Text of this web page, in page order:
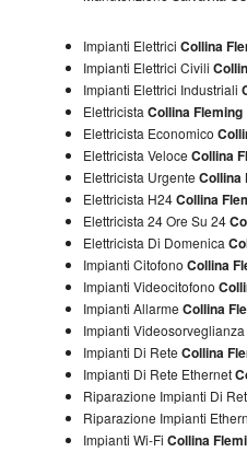
Impianti Elettrici Collina
Impianti Elettrici Civili
Impianti Elettrici Industriali
Elettricista Collina Fleming
Elettricista Economico
Elettricista Veloce Collina
Elettricista Urgente Collina
Elettricista H24Collina
Elettricista 24 Ore Su 24
Elettricista Di Domenica
Impianti Citofono Collina
Impianti Videocitofono
Impianti Allarme Collina
Impianti Videosorveglianza
Impianti Di Rete Collina
Impianti Di Rete Ethernet
Riparazione Impianti Di
Riparazione Impianti
Impianti Wi-Fi Collina